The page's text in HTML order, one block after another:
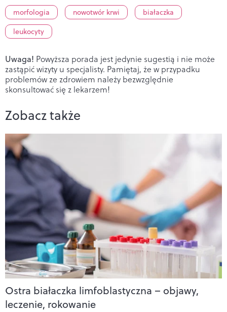
morfologia nowotwór krwi
białaczka
leukocyty
Uwaga! Powyższa porada jest jedynie sugestią i nie może
zastąpić wizyty u specjalisty. Pamiętaj, że w przypadku
problemów ze zdrowiem należy bezwzględnie
skonsultować się z lekarzem!
Zobacz także
Ostra białaczka limfoblastyczna – objawy,
leczenie, rokowanie